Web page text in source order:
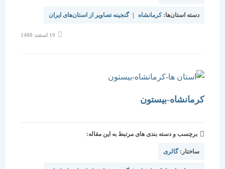
دسته استان‌ها:کرمانشاه | گنجینه تصاویر از استان‌های ایران
کرمانشاه-بیستون
برچسب و دسته بندی های مرتبط به این مقاله:
ساختار:گالری